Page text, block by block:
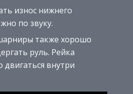
износ нижнего
по звуку.
также хорошо
руль. Рейка
внутри